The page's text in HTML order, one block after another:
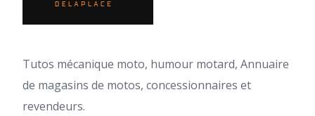
Tutos mécanique moto, humour motard, Annuaire
de magasins de motos, concessionnaires et
revendeurs.